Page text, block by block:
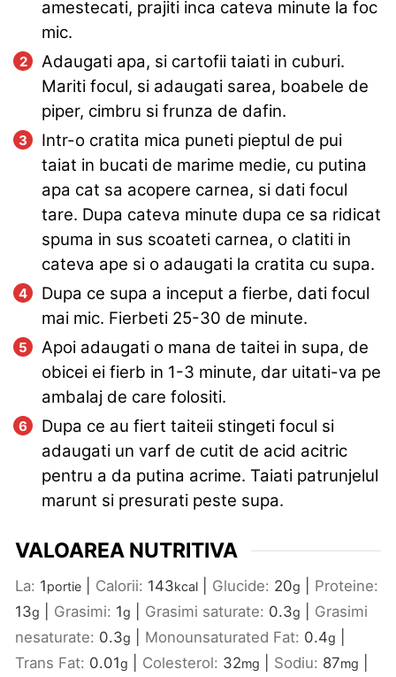
amestecati, prajiti inca cateva minute la foc
mic.
Adaugati apa, si cartofii taiati in cuburi.
Mariti focul, si adaugati sarea, boabele de
piper, cimbru si frunza de dafin.
Intr-o cratita mica puneti pieptul de pui
taiat in bucati de marime medie, cu putina
apa cat sa acopere carnea, si dati focul
tare. Dupa cateva minute dupa ce sa ridicat
spuma in sus scoateti carnea, o clatiti in
cateva ape si o adaugati la cratita cu supa.
Dupa ce supa a inceput a fierbe, dati focul
mai mic. Fierbeti 25-30 de minute.
Apoi adaugati o mana de taitei in supa, de
obicei ei fierb in 1-3 minute, dar uitati-va pe
ambalaj de care folositi.
Dupa ce au fiert taiteii stingeti focul si
adaugati un varf de cutit de acid acitric
pentru a da putina acrime. Taiati patrunjelul
marunt si presurati peste supa.
VALOAREA NUTRITIVA
La: 1portie Calorii: 143kcal Glucide: 20g
Proteine:
13g Grasimi: 1g Grasimi saturate: 0.3g
Grasimi
nesaturate: 0.3g Monounsaturated Fat: 0.4g
Trans Fat: 0.01g Colesterol: 32mg Sodiu: 87mg